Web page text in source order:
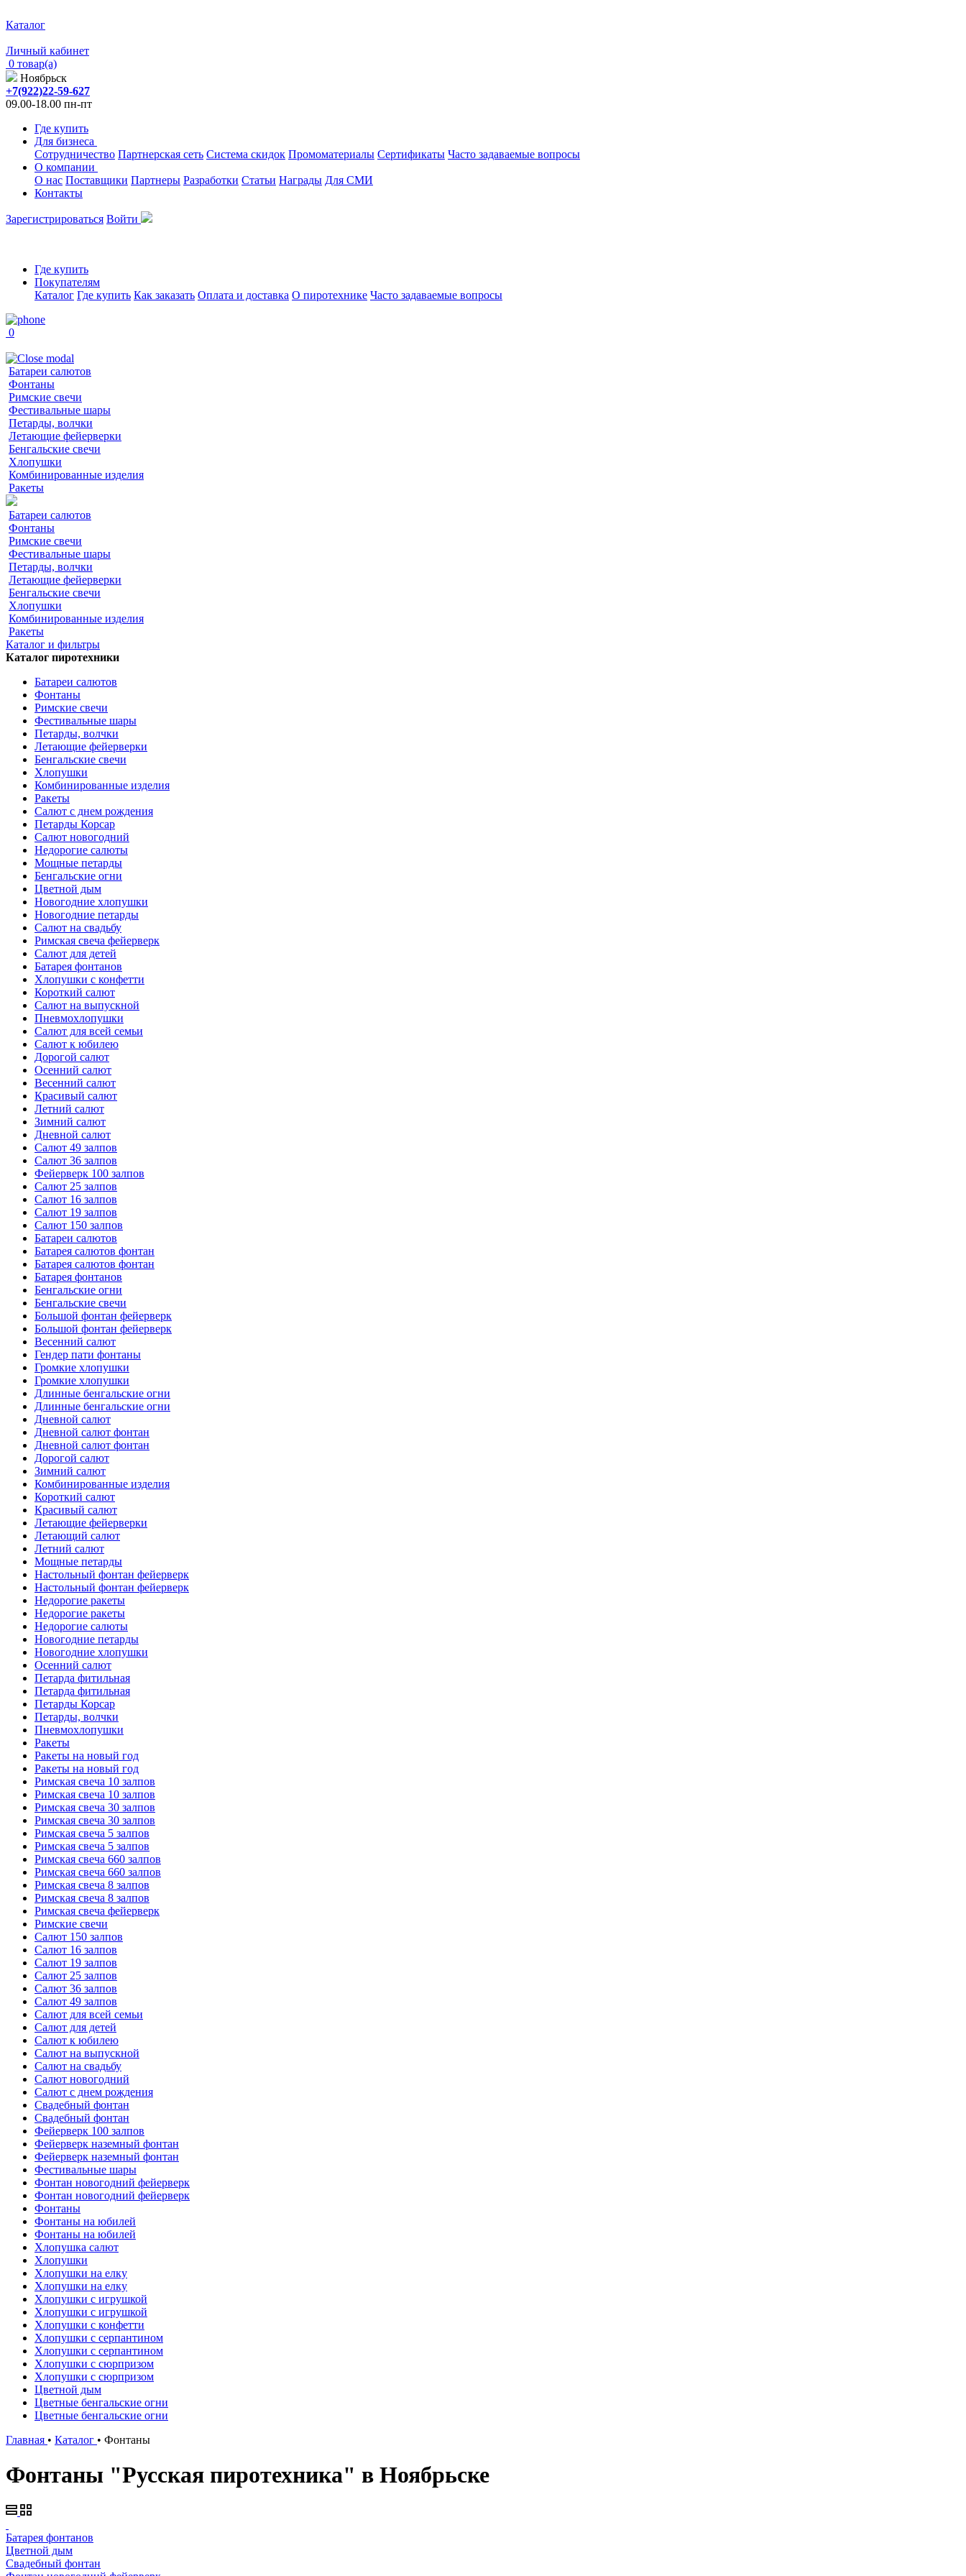
Каталог
Личный кабинет
0 товар(а)
Ноябрьск
+7(922)22-59-627
09.00-18.00 пн-пт
Где купить
Для бизнеса
Сотрудничество Партнерская сеть Система скидок Промоматериалы Сертификаты Часто задаваемые вопросы
О компании
О нас Поставщики Партнеры Разработки Статьи Награды Для СМИ
Контакты
Зарегистрироваться Войти
Где купить
Покупателям
Каталог Где купить Как заказать Оплата и доставка О пиротехнике Часто задаваемые вопросы
0
Батареи салютов
Фонтаны
Римские свечи
Фестивальные шары
Петарды, волчки
Летающие фейерверки
Бенгальские свечи
Хлопушки
Комбинированные изделия
Ракеты
Батареи салютов
Фонтаны
Римские свечи
Фестивальные шары
Петарды, волчки
Летающие фейерверки
Бенгальские свечи
Хлопушки
Комбинированные изделия
Ракеты
Каталог и фильтры
Каталог пиротехники
Батареи салютов
Фонтаны
Римские свечи
Фестивальные шары
Петарды, волчки
Летающие фейерверки
Бенгальские свечи
Хлопушки
Комбинированные изделия
Ракеты
Салют с днем рождения
Петарды Корсар
Салют новогодний
Недорогие салюты
Мощные петарды
Бенгальские огни
Цветной дым
Новогодние хлопушки
Новогодние петарды
Салют на свадьбу
Римская свеча фейерверк
Салют для детей
Батарея фонтанов
Хлопушки с конфетти
Короткий салют
Салют на выпускной
Пневмохлопушки
Салют для всей семьи
Салют к юбилею
Дорогой салют
Осенний салют
Весенний салют
Красивый салют
Летний салют
Зимний салют
Дневной салют
Салют 49 залпов
Салют 36 залпов
Фейерверк 100 залпов
Салют 25 залпов
Салют 16 залпов
Салют 19 залпов
Салют 150 залпов
Батареи салютов
Батарея салютов фонтан
Батарея салютов фонтан
Батарея фонтанов
Бенгальские огни
Бенгальские свечи
Большой фонтан фейерверк
Большой фонтан фейерверк
Весенний салют
Гендер пати фонтаны
Громкие хлопушки
Громкие хлопушки
Длинные бенгальские огни
Длинные бенгальские огни
Дневной салют
Дневной салют фонтан
Дневной салют фонтан
Дорогой салют
Зимний салют
Комбинированные изделия
Короткий салют
Красивый салют
Летающие фейерверки
Летающий салют
Летний салют
Мощные петарды
Настольный фонтан фейерверк
Настольный фонтан фейерверк
Недорогие ракеты
Недорогие ракеты
Недорогие салюты
Новогодние петарды
Новогодние хлопушки
Осенний салют
Петарда фитильная
Петарда фитильная
Петарды Корсар
Петарды, волчки
Пневмохлопушки
Ракеты
Ракеты на новый год
Ракеты на новый год
Римская свеча 10 залпов
Римская свеча 10 залпов
Римская свеча 30 залпов
Римская свеча 30 залпов
Римская свеча 5 залпов
Римская свеча 5 залпов
Римская свеча 660 залпов
Римская свеча 660 залпов
Римская свеча 8 залпов
Римская свеча 8 залпов
Римская свеча фейерверк
Римские свечи
Салют 150 залпов
Салют 16 залпов
Салют 19 залпов
Салют 25 залпов
Салют 36 залпов
Салют 49 залпов
Салют для всей семьи
Салют для детей
Салют к юбилею
Салют на выпускной
Салют на свадьбу
Салют новогодний
Салют с днем рождения
Свадебный фонтан
Свадебный фонтан
Фейерверк 100 залпов
Фейерверк наземный фонтан
Фейерверк наземный фонтан
Фестивальные шары
Фонтан новогодний фейерверк
Фонтан новогодний фейерверк
Фонтаны
Фонтаны на юбилей
Фонтаны на юбилей
Хлопушка салют
Хлопушки
Хлопушки на елку
Хлопушки на елку
Хлопушки с игрушкой
Хлопушки с игрушкой
Хлопушки с конфетти
Хлопушки с серпантином
Хлопушки с серпантином
Хлопушки с сюрпризом
Хлопушки с сюрпризом
Цветной дым
Цветные бенгальские огни
Цветные бенгальские огни
Главная • Каталог • Фонтаны
Фонтаны "Русская пиротехника" в Ноябрьске
Батарея фонтанов
Цветной дым
Свадебный фонтан